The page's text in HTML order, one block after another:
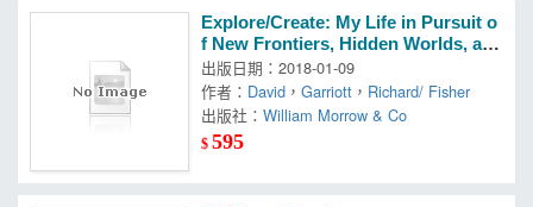
Explore/Create: My Life in Pursuit o
f New Frontiers, Hidden Worlds, an
d the Creative Spark
出版日期：2018-01-09
作者： David ，Garriott ， Richard/ Fisher
出版社：William Morrow & Co
$595